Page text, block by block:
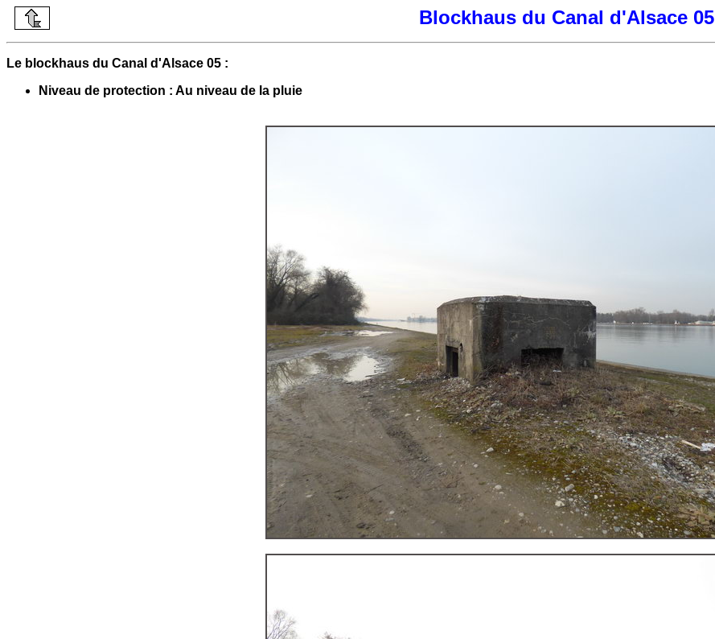
Blockhaus du Canal d'Alsace 05
Le blockhaus du Canal d'Alsace 05 :
Niveau de protection : Au niveau de la pluie